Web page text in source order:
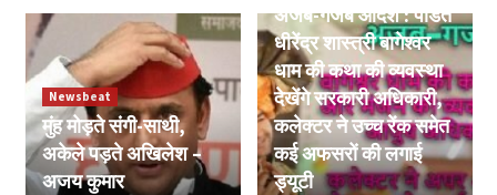
Newsbeat
मुंह मोड़ते संगी-साथी,
अकेले पड़ते अखिलेश –
अजय कुमार
अजब-गजब आदेश : पंडित
धीरेंद्र शास्त्री बागेश्वर
धाम की कथा की व्यवस्था
देखेंगे सरकारी अधिकारी,
कलेक्टर ने उच्च रेंक समेत
कई अफसरों की लगाई
ड्यूटी